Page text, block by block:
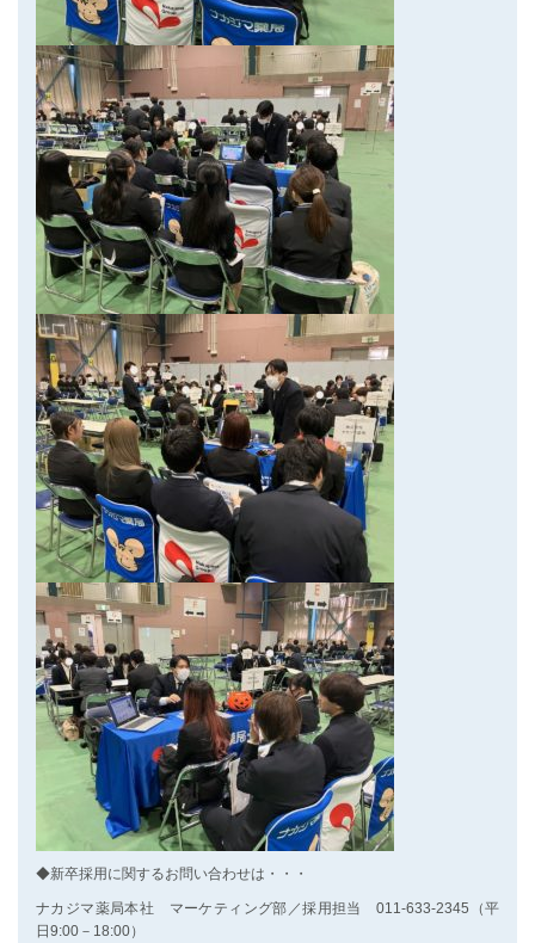
◆新卒採用に関するお問い合わせは・・・
ナカジマ薬局本社 マーケティング部／採用担当 011-633-2345（平
日9:00－18:00）